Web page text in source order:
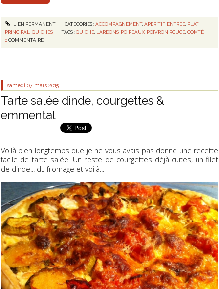
LIEN PERMANENT CATÉGORIES :ACCOMPAGNEMENT, APÉRITIF, ENTRÉE, PLAT
PRINCIPAL
,QUICHES TAGS :QUICHE LARDONS POIREAUX POIVRON ROUGE ,COMTÉ
0COMMENTAIRE
samedi 07 mars 2015
Tarte salée dinde, courgettes &
emmental
Voilà bien longtemps que je ne vous avais pas donné une recette
facile de tarte salée. Un reste de courgettes déjà cuites, un filet
de dinde... du fromage et voilà...